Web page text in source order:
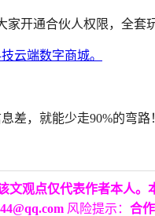
家开通合伙人权限，全
差，就能少走90%的弯
文观点仅代表作者本人
风险提示： 合